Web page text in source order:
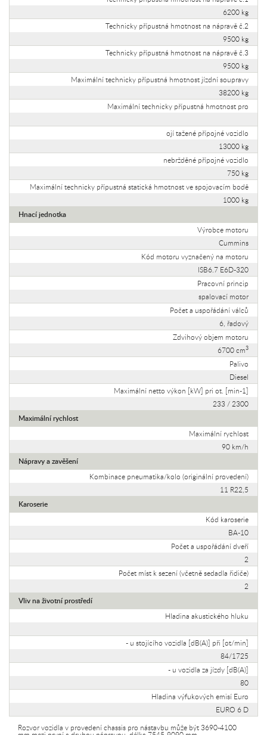
6200 kg
Technicky přípustná hmotnost na nápravě č.2
9500 kg
Technicky přípustná hmotnost na nápravě č.3
9500 kg
Maximální technicky přípustná hmotnost jízdní soupravy
38200 kg
Maximální technicky přípustná hmotnost pro
ojí tažené přípojné vozidlo
13000 kg
nebržděné přípojné vozidlo
750 kg
Maximální technicky přípustná statická hmotnost ve spojovacím bodě
1000 kg
Hnací jednotka
Výrobce motoru
Cummins
Kód motoru vyznačený na motoru
ISB6.7 E6D-320
Pracovní princip
spalovací motor
Počet a uspořádání válců
6, řadový
Zdvihový objem motoru
6700 cm3
Palivo
Diesel
Maximální netto výkon [kW] pri ot. [min-1]
233 / 2300
Maximální rychlost
Maximální rychlost
90 km/h
Nápravy a zavěšení
Kombinace pneumatika/kolo (originální provedení)
11 R22,5
Karoserie
Kód karoserie
BA-10
Počet a uspořádání dveří
2
Počet míst k sezení (včetně sedadla řidiče)
2
Vliv na životní prostředí
Hladina akustického hluku
- u stojícího vozidla [dB(A)] při [ot/min]
84/1725
- u vozidla za jízdy [dB(A)]
80
Hladina výfukových emisí Euro
EURO 6 D
Rozvor vozidla v provedení chassis pro nástavbu může být 3690-4100